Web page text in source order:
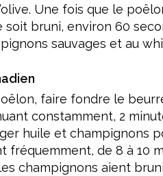
Une fois que le
soit bruni, environ 60
sauvages et au
faire fondre le
constamment, 2
huile et champignons
fréquemment, de 8 à 10
champignons aient